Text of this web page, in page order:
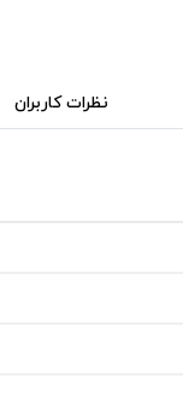
نظرات کاربران